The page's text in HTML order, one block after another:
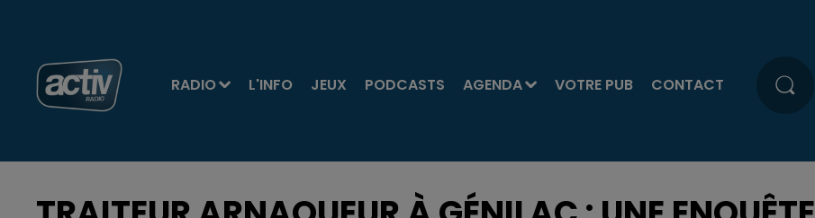
RADIO L'INFO JEUX PODCASTS AGENDA VOTRE PUB CONTACT